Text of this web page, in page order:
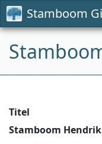
Stamboom
Titel
Stamboom